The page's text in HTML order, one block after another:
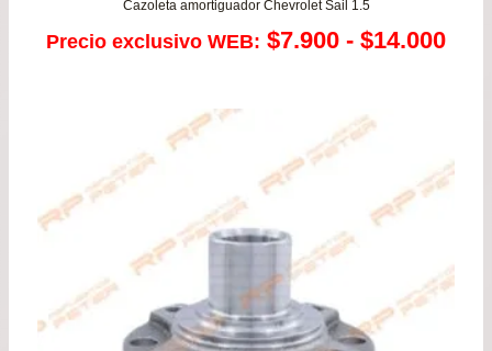
Cazoleta amortiguador Chevrolet Sail 1.5
Precio exclusivo WEB: $7.900 - $14.000